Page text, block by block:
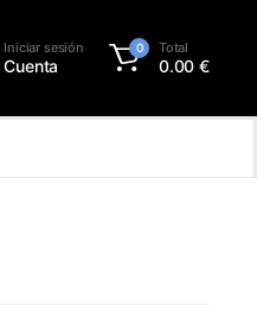
Iniciar sesión
Cuenta
0 Total
0.00€